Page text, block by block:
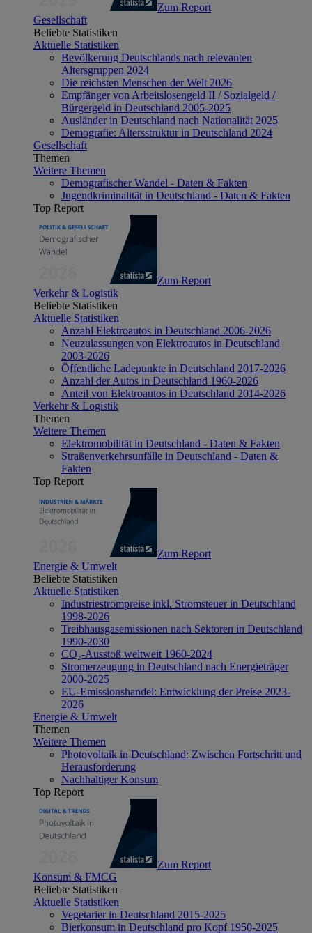
Zum Report
Gesellschaft
Beliebte Statistiken
Aktuelle Statistiken
Bevölkerung Deutschlands nach relevanten
Altersgruppen 2024
Die reichsten Menschen der Welt 2026
Empfänger von Arbeitslosengeld II / Sozialgeld /
Bürgergeld in Deutschland 2005-2025
Ausländer in Deutschland nach Nationalität 2025
Demografie: Altersstruktur in Deutschland 2024
Gesellschaft
Themen
Weitere Themen
Demografischer Wandel - Daten & Fakten
Jugendkriminalität in Deutschland - Daten & Fakten
Top Report
Zum Report
Verkehr & Logistik
Beliebte Statistiken
Aktuelle Statistiken
Anzahl Elektroautos in Deutschland 2006-2026
Neuzulassungen von Elektroautos in Deutschland
2003-2026
Öffentliche Ladepunkte in Deutschland 2017-2026
Anzahl der Autos in Deutschland 1960-2026
Anteil von Elektroautos in Deutschland 2014-2026
Verkehr & Logistik
Themen
Weitere Themen
Elektromobilität in Deutschland - Daten & Fakten
Straßenverkehrsunfälle in Deutschland - Daten &
Fakten
Top Report
Zum Report
Energie & Umwelt
Beliebte Statistiken
Aktuelle Statistiken
Industriestrompreise inkl. Stromsteuer in Deutschland
1998-2026
Treibhausgasemissionen nach Sektoren in Deutschland
1990-2030
CO₂-Ausstoß weltweit 1960-2024
Stromerzeugung in Deutschland nach Energieträger
2000-2025
EU-Emissionshandel: Entwicklung der Preise 2023-
2026
Energie & Umwelt
Themen
Weitere Themen
Photovoltaik in Deutschland: Zwischen Fortschritt und
Herausforderung
Nachhaltiger Konsum
Top Report
Zum Report
Konsum & FMCG
Beliebte Statistiken
Aktuelle Statistiken
Vegetarier in Deutschland 2015-2025
Bierkonsum in Deutschland pro Kopf 1950-2025